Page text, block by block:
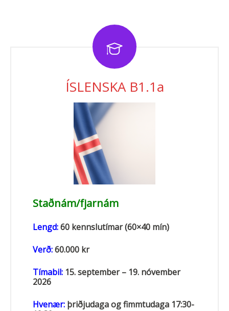
ÍSLENSKA B1.1a
Staðnám/fjarnám
Lengd:60 kennslutímar (60×40 mín)
Verð:60.000 kr
Tímabil: 15. september – 19. nóvember
2026
Hvenær: þriðjudaga og fimmtudaga 17:30-